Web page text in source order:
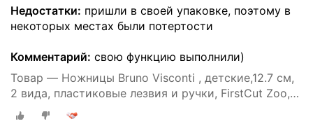
Недостатки: пришли в своей упаковке, поэтому в
некоторых местах были потертости
Комментарий: свою функцию выполнили)
Товар — Ножницы Bruno Visconti , детские,12.7 см,
2 вида, пластиковые лезвия и ручки, FirstCut Zoo,
Арт. 60-0057. Цена за 1 шт.